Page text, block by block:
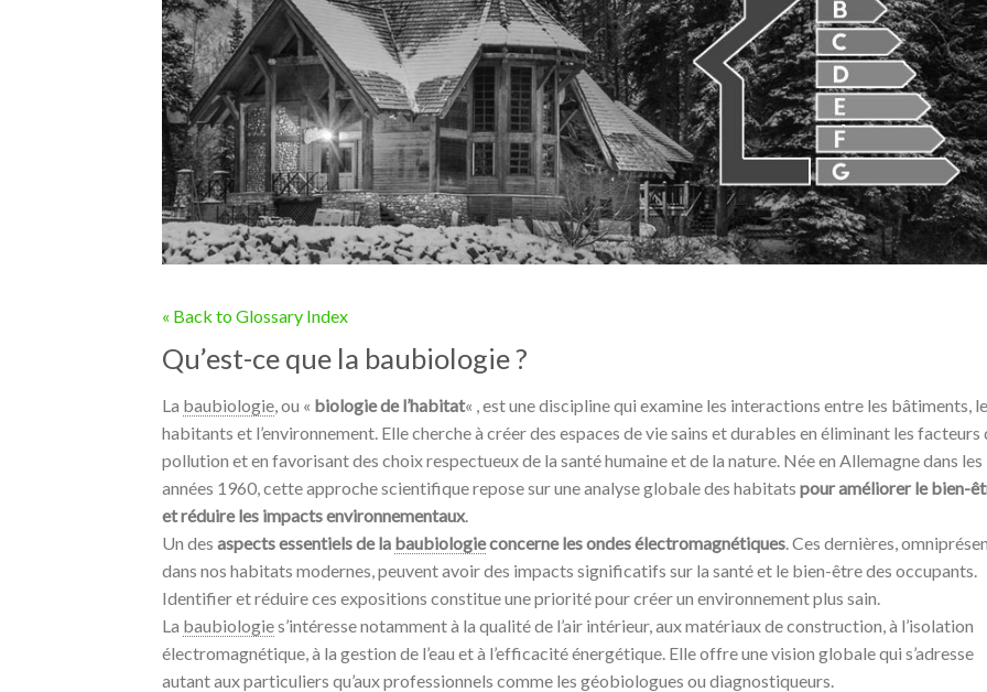
« Back to Glossary Index
Qu’est-ce que la baubiologie ?
La baubiologie, ou « biologie de l’habitat« , est une discipline qui examine les interactions entre les bâtiments,
habitants et l’environnement. Elle cherche à créer des espaces de vie sains et durables en éliminant les facteurs
pollution et en favorisant des choix respectueux de la santé humaine et de la nature. Née en Allemagne dans les
années 1960, cette approche scientifique repose sur une analyse globale des habitats pour améliorer le bien-
et réduire les impacts environnementaux.
Un des aspects essentiels de la baubiologieconcerne les ondes électromagnétiques. Ces dernières,
dans nos habitats modernes, peuvent avoir des impacts significatifs sur la santé et le bien-être des occupants.
Identifier et réduire ces expositions constitue une priorité pour créer un environnement plus sain.
La baubiologies’intéresse notamment à la qualité de l’air intérieur, aux matériaux de construction, à l’isolation
électromagnétique, à la gestion de l’eau et à l’efficacité énergétique. Elle offre une vision globale qui s’adresse
autant aux particuliers qu’aux professionnels comme les géobiologues ou diagnostiqueurs.